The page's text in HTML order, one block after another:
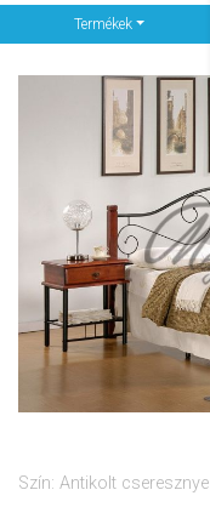
Termékek
Szín: Antikolt cseresznye